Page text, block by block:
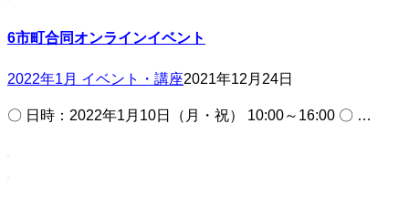
6市町合同オンラインイベント
2022年1月 イベント・講座2021年12月24日
〇 日時：2022年1月10日（月・祝） 10:00～16:00 〇 …